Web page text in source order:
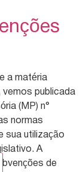
a matéria
publicada
(MP) n°
normas
sua utilização
A
de